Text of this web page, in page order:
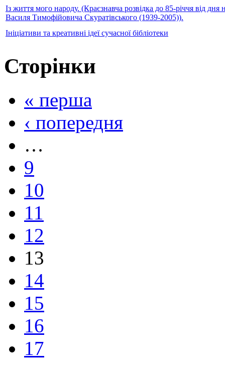
Із життя мого народу. (Краєзнавча розвідка до 85-річчя від дня
Василя Тимофійовича Скуратівського (1939-2005)).
Ініціативи та креативні ідеї сучасної бібліотеки
Сторінки
« перша
‹ попередня
…
9
10
11
12
13
14
15
16
17